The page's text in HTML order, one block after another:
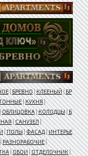
|БРЕВНО|КЛЕЕНЫЙ|БР
|КУХНЯ|
ОБЛИЦОВКА|КОЛОДЦЫ|Б
|САНУЗЕЛ|
|ПОЛЫ|ФАСАД|ИНТЕРЬЕ
РАЗНОРАБОЧИЕ|
|ОБОИ|ОТДЕЛОЧНИК|